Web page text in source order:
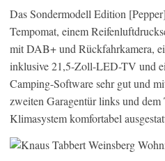
Das Sondermodell Edition
Tempomat, einem
mit DAB+ und Rückfahrkamera,
inklusive 21,5-Zoll-LED-TV und
Camping-Software sehr gut und
zweiten Garagentür links und
Klimasystem komfortabel